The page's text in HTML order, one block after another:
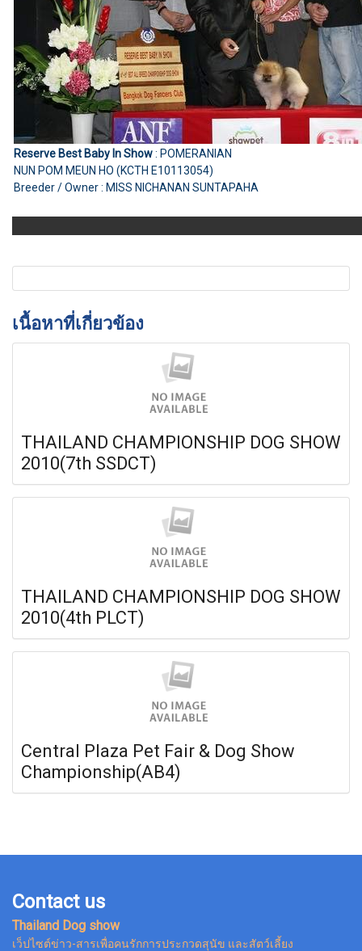
Reserve Best Baby In Show: POMERANIAN
NUN POM MEUN HO (KCTH E10113054)
Breeder / Owner : MISS NICHANAN SUNTAPAHA
เนื้อหาที่เกี่ยวข้อง
THAILAND CHAMPIONSHIP DOG SHOW
2010(7th SSDCT)
THAILAND CHAMPIONSHIP DOG SHOW
2010(4th PLCT)
Central Plaza Pet Fair & Dog Show
Championship(AB4)
Contact us
Thailand Dog show
เว็ปไซต์ข่าว-สารเพื่อคนรักการประกวดสุนัข และสัตว์เลี้ยง